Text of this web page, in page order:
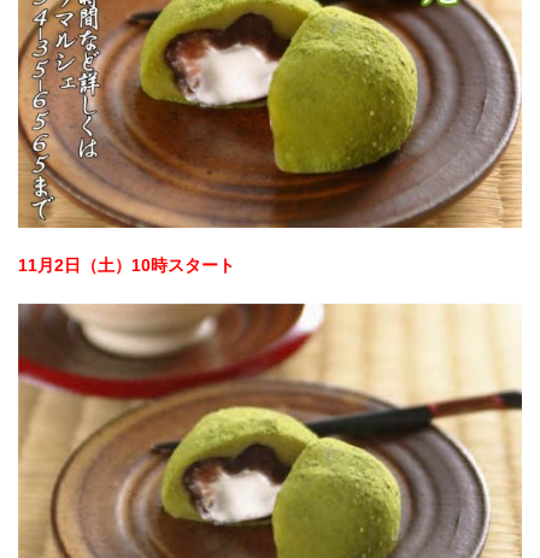
11月2日（土）10時スタート